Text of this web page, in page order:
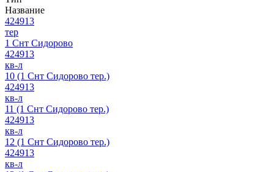
Название
424913
тер
1 Снт Сидорово
424913
кв-л
10 (1 Снт Сидорово тер.)
424913
кв-л
11 (1 Снт Сидорово тер.)
424913
кв-л
12 (1 Снт Сидорово тер.)
424913
кв-л